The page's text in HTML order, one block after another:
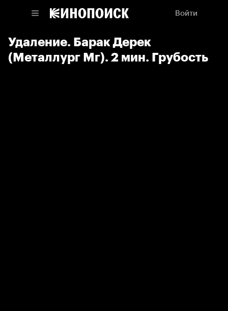
Войти
Удаление. Барак Дерек
(Металлург Мг). 2 мин. Грубость